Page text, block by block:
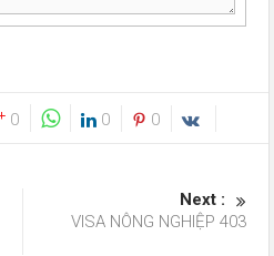
0 0 0
Next :
VISA NÔNG NGHIỆP 403